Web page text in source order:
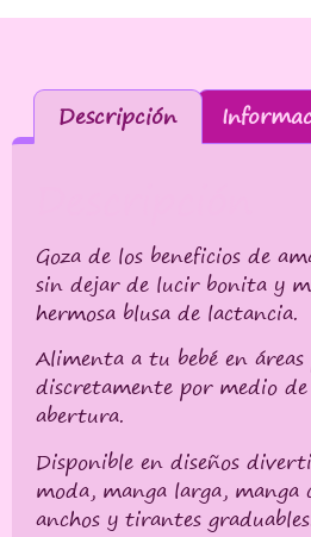
Descripción
Goza de los beneficios de
sin dejar de lucir bonita y
hermosa blusa de lactancia.
Alimenta a tu bebé en áreas
discretamente por medio
abertura.
Disponible en diseños
moda, manga larga,
anchos y tirantes